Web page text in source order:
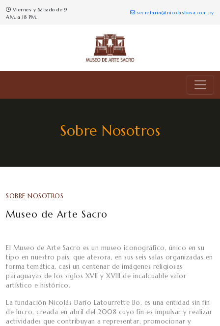
Viernes y Sábado de 9
AM. a 18 PM.
secretaria@nicolasbosa.com.py
Sobre Nosotros
SOBRE NOSOTROS
Museo de Arte Sacro
El Museo de Arte Sacro es un museo iconográfico, único en su
tipo en nuestro país, que atesora, en sus seis salas organizadas en
forma temática, casi un centenar de imágenes religiosas
paraguayas de los siglos XVII y XVIII de incalcuable valor
artístico e histórico.
La fundación Nicolás Darío Latourrette Bo, es una entidad sin fin
de lucro, creada en abril del 2008 cuyo fin es impulsar y realizar
actividades que contribuyan a representar, promocionar y